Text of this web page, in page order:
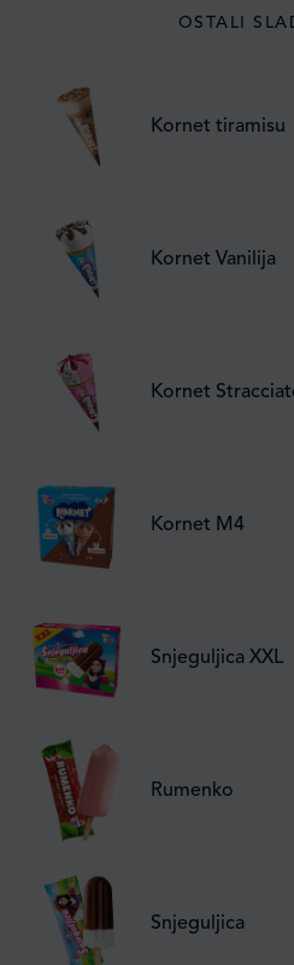
OSTALI
Kornet tiramisu
Kornet Vanilija
Kornet
Kornet M4
Snjeguljica XXL
Rumenko
Snjeguljica